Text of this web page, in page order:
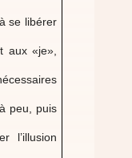
se libérer
aux «je»,
peu, puis
l’illusion